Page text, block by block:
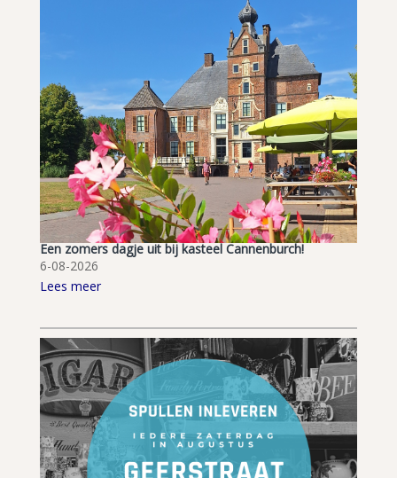
Een zomers dagje uit bij kasteel Cannenburch!
6-08-2026
Lees meer